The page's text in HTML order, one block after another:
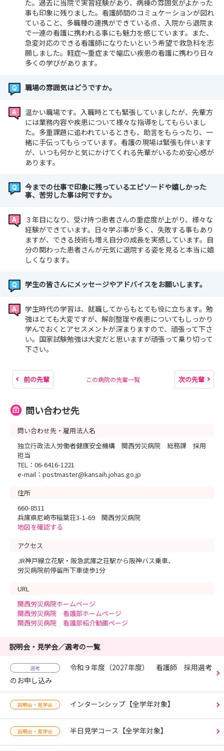
た。過去に当院で実習経験があり、病棟の雰囲気がよかった
事も印象に残りました。看護師間のコミュケーションが図れ
ていること、多職種の連携ができている点、入院から退院ま
で一連の看護に携われる事にも魅力を感じています。また、
急変対応のできる看護師になりたいという希望で救急科を志
願しました。軽症～重症まで幅広い疾患の看護に携わり日々
多くの学びがあります。
職場の雰囲気はどうですか。
温かい職場です。入職時とても緊張していましたが、先輩方
には業務内容や疾患について様々な指導をしてもらいまし
た。多重課題に追われているときも、助言をもらったり、一
緒に手伝ってもらっています。看護の現場は緊張も伴います
が、いつも何かと気にかけてくれる先輩がいるため安心感が
あります。
今までの仕事で印象に残っているエピソードや嬉しかった
事、苦労した事は何ですか。
３年目になり、受け持つ患者さんの重症度が上がり、様々な
経験ができています。日々学ぶ事が多く、失敗する事もあり
ますが、できる技術も増え自分の成長を実感しています。自
分の関わった患者さんが元気に退院する姿を見ると本当に嬉
しくなります。
学生の皆さんにメッセージやアドバイスをお願いします。
学生時代の学習は、就職してからもとても役に立ちます。勉
強はとても大変ですが、解剖整理や疾患についてもしっかり
学んでおくとアセスメントが深まりますので、頑張って下さ
い。国家試験勉強は大変だと思いますが頑張って乗り切って
下さい。
前の先輩 この病院の先輩一覧 次の先輩
問い合わせ先
問い合わせ先・雇用法人名
独立行政法人労働者健康安全機構 関西労災病院 総務課 採用
担当
TEL：06-6416-1221
e-mail：postmaster@kansaih.johas.go.jp
住所
660-8511
兵庫県尼崎市稲葉荘3-1-69 関西労災病院
地図を確認する
アクセス
JR神戸線立花駅・阪急武庫之荘駅から阪神バス乗車、
労災病院前停留所下車徒歩1分
URL
関西労災病院ホームページ
関西労災病院 看護部ホームページ
関西労災病院 看護部紹介動画ページ
説明会・見学会／選考の一覧
選考
令和９年度（2027年度） 看護師 採用選考
のお申し込み
説明会・見学会 インターンシップ【全学年対象】
説明会・見学会 半日見学コース【全学年対象】